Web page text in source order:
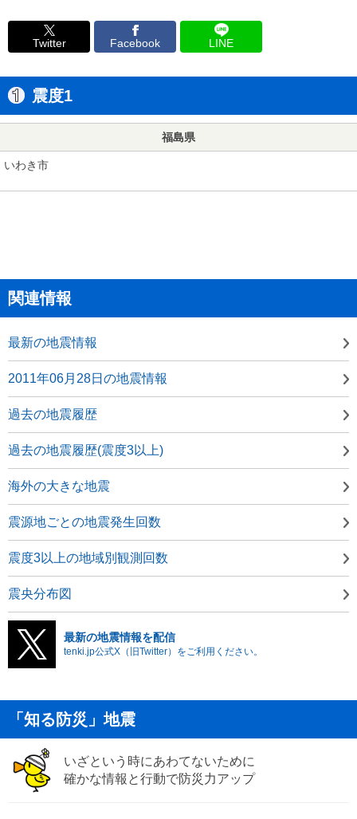
Twitter Facebook LINE
震度1
福島県
いわき市
関連情報
最新の地震情報
2011年06月28日の地震情報
過去の地震履歴
過去の地震履歴(震度3以上)
海外の大きな地震
震源地ごとの地震発生回数
震度3以上の地域別観測回数
震央分布図
最新の地震情報を配信
tenki.jp公式X（旧Twitter）をご利用ください。
「知る防災」地震
いざという時にあわてないために
確かな情報と行動で防災力アップ